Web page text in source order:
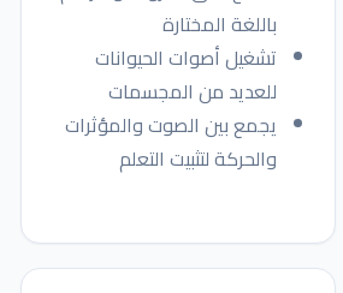
باللغة المختارة
تشغيل أصوات الحيوانات
للعديد من المجسمات
يجمع بين الصوت والمؤثرات
والحركة لتثبيت التعلم